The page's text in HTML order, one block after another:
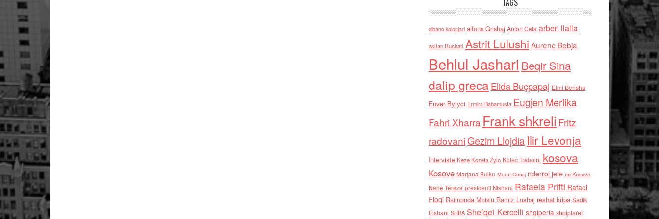
TAGS
albano kolonjari alfons Grishaj Anton Cefa arben llalla
asllan Bushati Astrit Lulushi Aurenc Bebja
Behlul Jashari Beqir Sina
dalip grecaElida Buçpapaj Elmi Berisha
Enver Bytyci Ermira Babamusta Eugjen Merlika
Fahri Xharra Frank shkreli Fritz
radovaniGezim Llojdia Ilir Levonja
Interviste Keze Kozeta Zylo Kolec Traboini kosova
Kosove Marjana Bulku Murat Gecaj nderroi jete ne Kosove
Nene Tereza presidenti Nishani Rafaela Prifti Rafael
Floqi Raimonda Moisiu Ramiz Lushaj reshat kripa Sadik
Elshani SHBA Shefqet Kercelli shqiperia shqiptaret